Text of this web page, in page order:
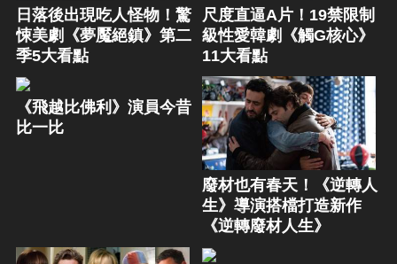
日落後出現吃人怪物！驚
悚美劇《夢魘絕鎮》第二
季5大看點
尺度直逼A片！19禁限制
級性愛韓劇《觸G核心》
11大看點
《飛越比佛利》演員今昔
比一比
廢材也有春天！《逆轉人
生》導演搭檔打造新作
《逆轉廢材人生》